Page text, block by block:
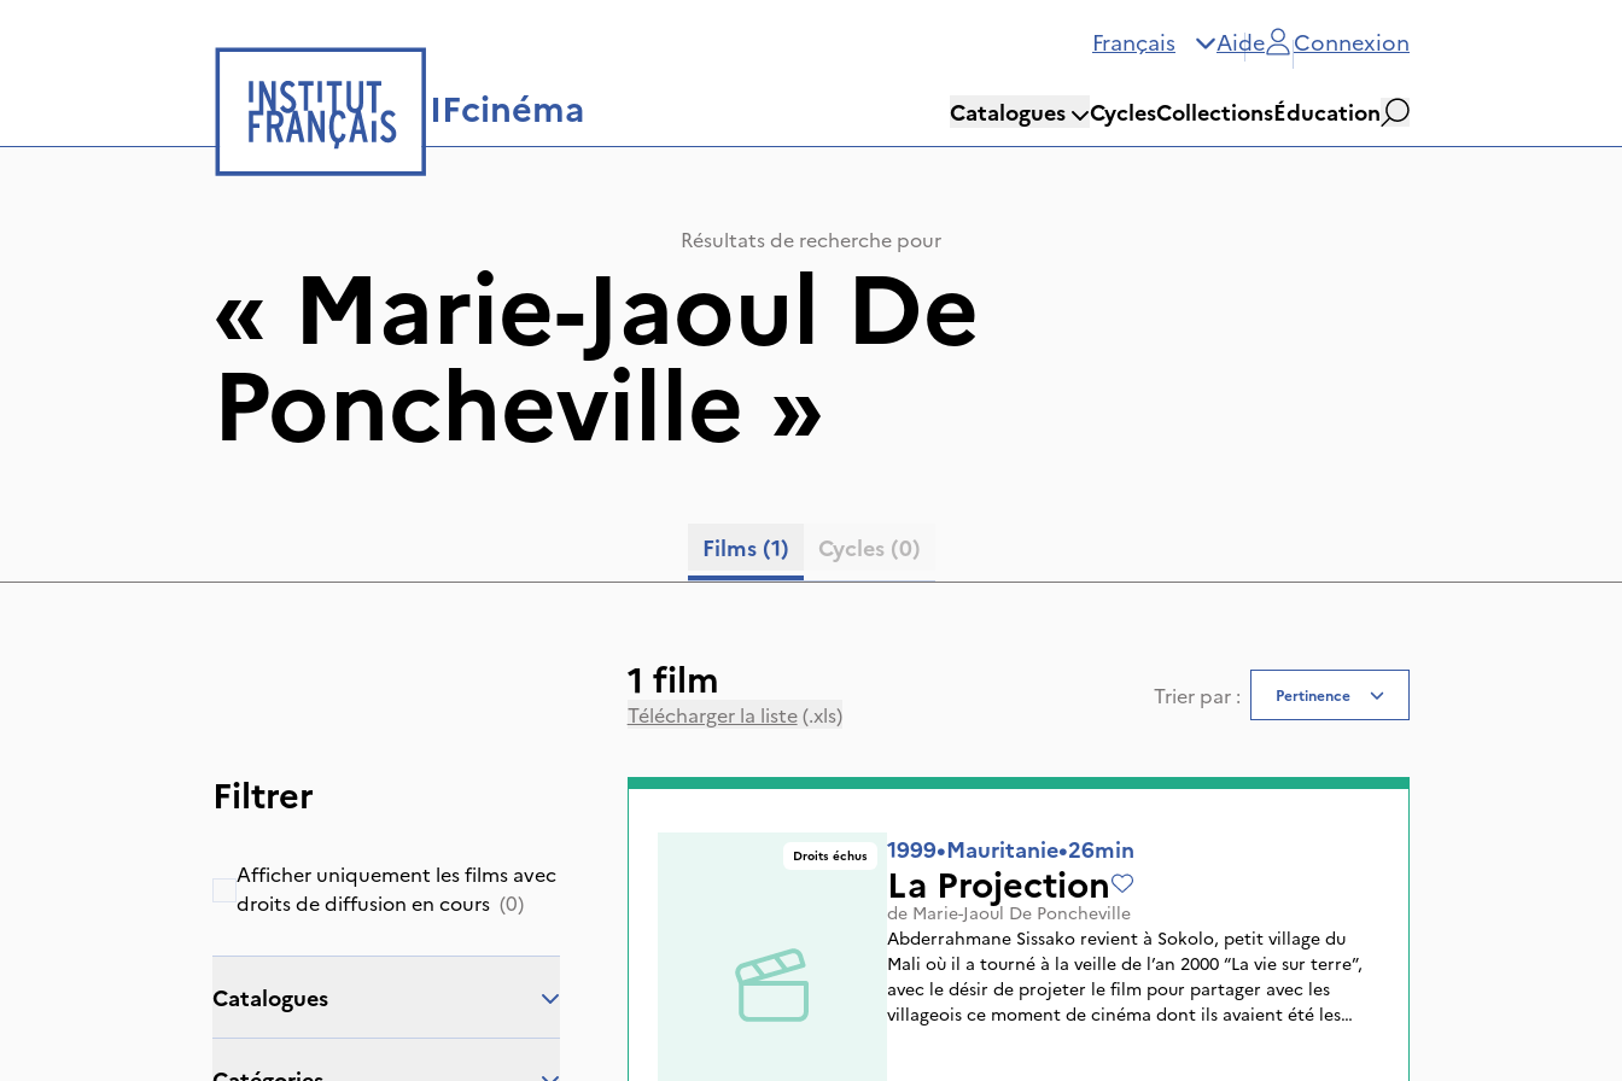
Français Aide Connexion
IFcinéma Catalogues CyclesCollectionsÉducation
Rechercher
Résultats de recherche pour
« Marie-Jaoul De
Poncheville »
Films (1) Cycles (0)
Filtrer
Afficher uniquement les films avec
droits de diffusion en cours (0)
catalogues
1 film
Télécharger la liste(.xls)
Trier par : Pertinence
Droits échus 1999•Mauritanie•26min
La Projection
de Marie-Jaoul De Poncheville
Abderrahmane Sissako revient à Sokolo, petit village du
Mali où il a tourné à la veille de l’an 2000 “La vie sur terre”,
avec le désir de projeter le film pour partager avec les
villageois ce moment de cinéma dont ils avaient été les